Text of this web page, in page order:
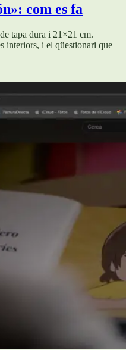
com es fa
tapa dura i 21×21 cm.
interiors, i el qüestionari que